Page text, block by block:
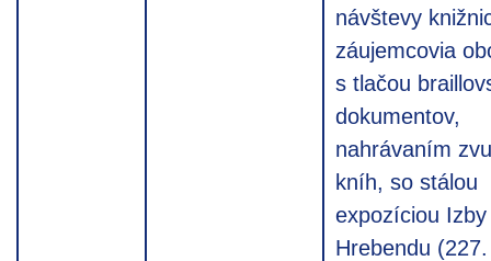
návštevy
záujemcovia
s tlačou
dokumentov,
nahrávaním
kníh, so stálou
expozíciou
Hrebendu